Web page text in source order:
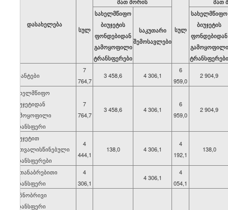
დასახელება
სულ
მათ შორის
სულ
მათ
სახელმწიფო
ბიუჯეტის
ფონდებიდან
გამოყოფილი
ტრანსფერები
საკუთარი
შემოსავლები
სახელმწიფო
ბიუჯეტის
ფონდებიდან
გამოყოფილი
ტრანსფერები
გრანტები
7
764,7
3 458,6 4 306,1
6
959,0
2 904,9
სახელმწიფო
ბიუჯეტიდან
გამოყოფილი
ტრანსფერი
7
764,7
3 458,6 4 306,1
6
959,0
2 904,9
ბიუჯეტით
გათვალისწინებული
ტრანსფერები
4
444,1
138,0 4 306,1
4
192,1
138,0
გათანაბრებითი
ტრანსფერი
4
306,1
4 306,1
4
054,1
მიზნობრივი
ტრანსფერი